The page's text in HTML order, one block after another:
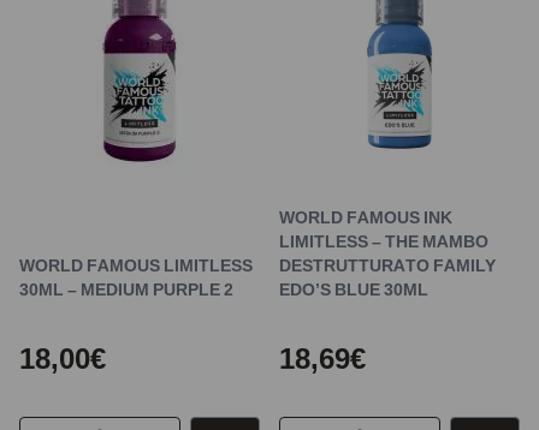
WORLD FAMOUS LIMITLESS
30ML – MEDIUM PURPLE 2
18,00€
WORLD FAMOUS INK
LIMITLESS – THE MAMBO
DESTRUTTURATO FAMILY
EDO’S BLUE 30ML
18,69€